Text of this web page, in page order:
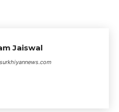
Jaiswal